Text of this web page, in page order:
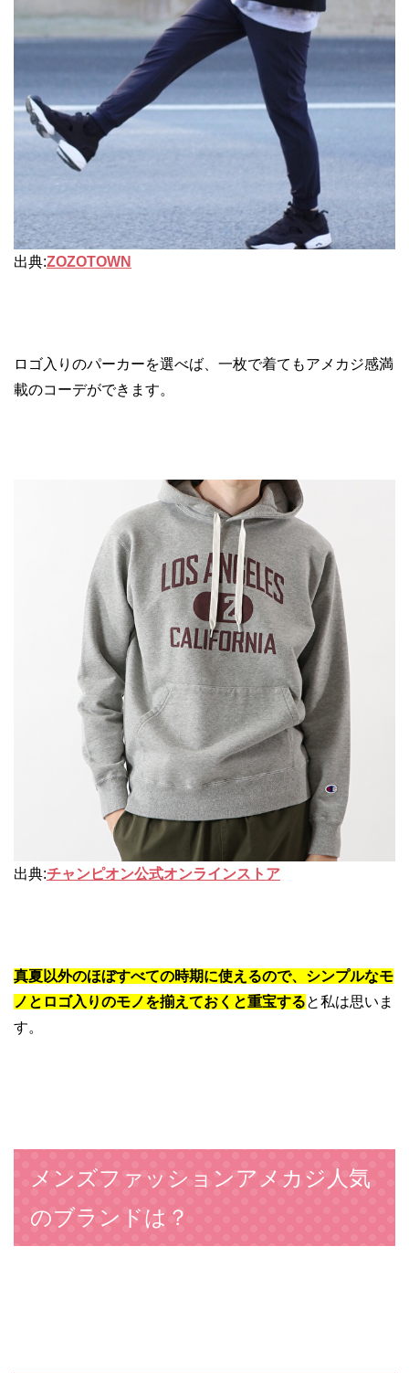
出典:ZOZOTOWN
ロゴ入りのパーカーを選べば、一枚で着てもアメカジ感満
載のコーデができます。
出典:チャンピオン公式オンラインストア
真夏以外のほぼすべての時期に使えるので、シンプルなモ
ノとロゴ入りのモノを揃えておくと重宝すると私は思いま
す。
メンズファッションアメカジ人気
のブランドは？